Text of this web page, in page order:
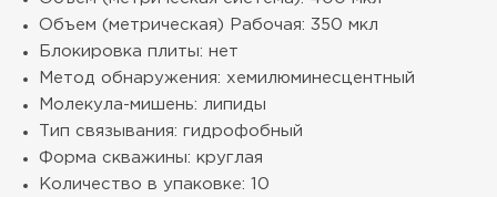
Объем (метрическая) Рабочая: 350 мкл
Блокировка плиты: нет
Метод обнаружения: хемилюминесцентный
Молекула-мишень: липиды
Тип связывания: гидрофобный
Форма скважины: круглая
Количество в упаковке: 10